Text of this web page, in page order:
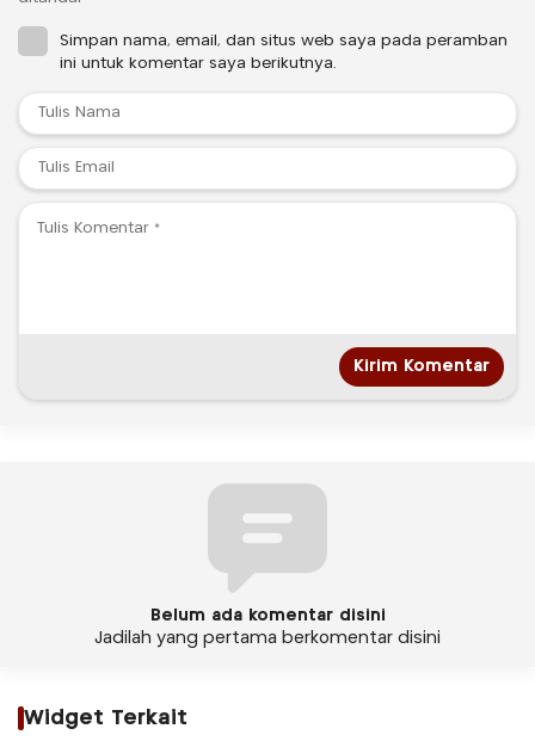
Simpan nama, email, dan situs web saya pada peramban
ini untuk komentar saya berikutnya.
Belum ada komentar disini
Jadilah yang pertama berkomentar disini
Widget Terkait